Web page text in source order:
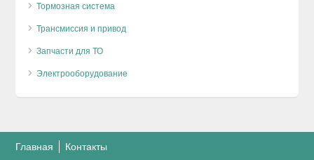
Тормозная система
Трансмиссия и привод
Запчасти для ТО
Электрооборудование
Главная Контакты